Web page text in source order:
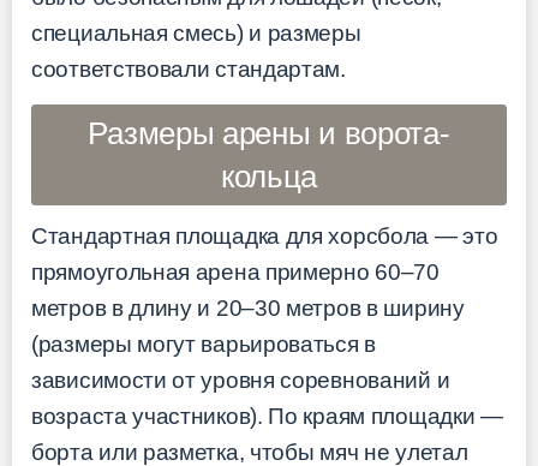
специальная смесь) и размеры
соответствовали стандартам.
Размеры арены и ворота-
кольца
Стандартная площадка для хорсбола — это
прямоугольная арена примерно 60–70
метров в длину и 20–30 метров в ширину
(размеры могут варьироваться в
зависимости от уровня соревнований и
возраста участников). По краям площадки —
борта или разметка, чтобы мяч не улетал